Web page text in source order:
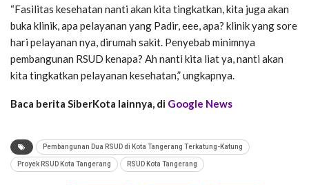
“Fasilitas kesehatan nanti akan kita tingkatkan, kita juga akan
buka klinik, apa pelayanan yang Padir, eee, apa? klinik yang sore
hari pelayanan nya, dirumah sakit. Penyebab minimnya
pembangunan RSUD kenapa? Ah nanti kita liat ya, nanti akan
kita tingkatkan pelayanan kesehatan,” ungkapnya.
Baca berita SiberKota lainnya, di Google News
Pembangunan Dua RSUD di Kota Tangerang Terkatung-Katung
Proyek RSUD Kota Tangerang RSUD Kota Tangerang